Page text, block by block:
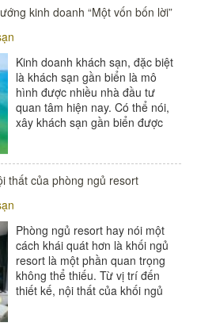
kinh doanh “Một vốn bốn lời”
Kinh doanh khách sạn, đặc biệt
là khách sạn gần biển là mô
hình được nhiều nhà đầu tư
quan tâm hiện nay. Có thể nói,
xây khách sạn gần biển được
#thiết bị phòng tắm
thất của phòng ngủ resort
Phòng ngủ resort hay nói một
cách khái quát hơn là khối ngủ
resort là một phần quan trọng
không thể thiếu. Từ vị trí đến
thiết kế, nội thất của khối ngủ